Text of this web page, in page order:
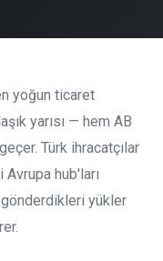
yoğun ticaret
yarısı — hem AB
Türk ihracatçılar
hub'ları
yükler